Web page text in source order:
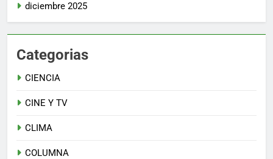
diciembre 2025
Categorias
CIENCIA
CINE Y TV
CLIMA
COLUMNA